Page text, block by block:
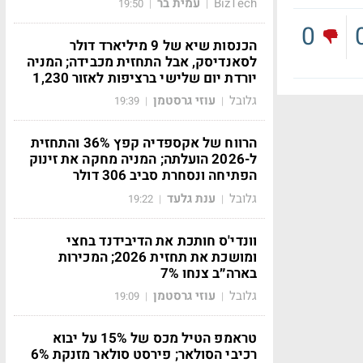
0
19:50
הכנסות שיא של 9 מיליארד דולר
לסאנדיסק, אבל התחזית מכבידה; המניה
יורדת יום שלישי ברציפות לאזור 1,230
גלובל | עוזי גרסטמן |
19:39
הרווח של אקספדיה קפץ 36% והתחזית
ל-2026 הועלתה; המניה מחקה את זינוק
הפתיחה ונסחרת סביב 306 דולר
גלובל | ענת גלעד |
19:22
וונדי'ס חותכת את הדיבידנד בחצי
ומושכת את תחזית 2026; המכירות
בארה״ב צנחו 7%
גלובל | עוזי גרסטמן |
19:09
טראמפ הטיל מכס של 15% על יבוא
רכיבי הסולאר; פירסט סולאר מזנקת 6%